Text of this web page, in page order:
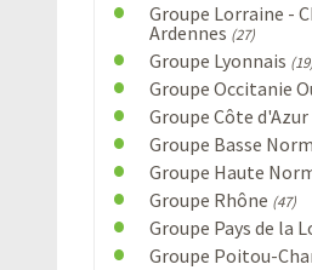
Groupe Lorraine -
Ardennes (27)
Groupe Lyonnais
Groupe Occitanie
Groupe Côte d'Azur
Groupe Basse
Groupe Haute
Groupe Rhône (47)
Groupe Pays de la
Groupe Poitou-